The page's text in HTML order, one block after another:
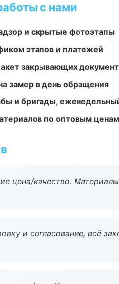
с нами
и скрытые фотоэтапы
этапов и платежей
закрывающих
замер в день обращения
и бригады,
по оптовым ценам
цена/качество.
и согласование, всё